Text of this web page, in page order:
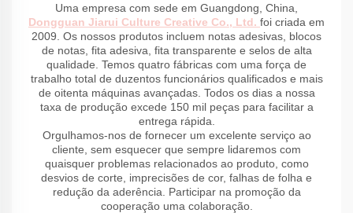
Uma empresa com sede em Guangdong, China,
Dongguan Jiarui Culture Creative Co., Ltd. foi criada em
2009. Os nossos produtos incluem notas adesivas, blocos
de notas, fita adesiva, fita transparente e selos de alta
qualidade. Temos quatro fábricas com uma força de
trabalho total de duzentos funcionários qualificados e mais
de oitenta máquinas avançadas. Todos os dias a nossa
taxa de produção excede 150 mil peças para facilitar a
entrega rápida.
Orgulhamos-nos de fornecer um excelente serviço ao
cliente, sem esquecer que sempre lidaremos com
quaisquer problemas relacionados ao produto, como
desvios de corte, imprecisões de cor, falhas de folha e
redução da aderência. Participar na promoção da
cooperação uma colaboração.